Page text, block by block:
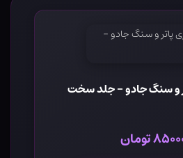
و سنگ جادو - جلد سخت
تومان